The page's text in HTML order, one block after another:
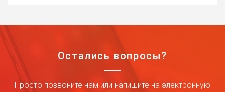
Остались вопросы?
Просто позвоните нам или напишите на электронную